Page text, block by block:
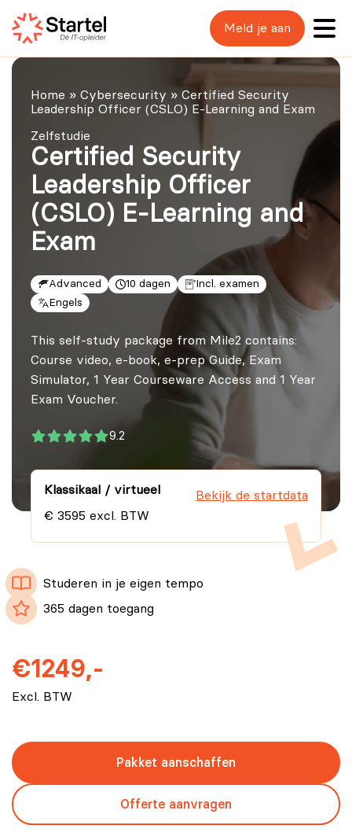
Meld je aan
Home » Cybersecurity » Certified Security
Leadership Officer (CSLO) E-Learning and Exam
Zelfstudie
Certified Security
Leadership Officer
(CSLO) E-Learning and
Exam
Advanced 10 dagen
Incl. examen
Engels
This self-study package from Mile2 contains:
Course video, e-book, e-prep Guide, Exam
Simulator, 1 Year Courseware Access and 1 Year
Exam Voucher.
9.2
Klassikaal / virtueel
€ 3595 excl. BTW
Bekijk de startdata
Studeren in je eigen tempo
365 dagen toegang
€1249,-
Excl. BTW
Pakket aanschaffen
Offerte aanvragen